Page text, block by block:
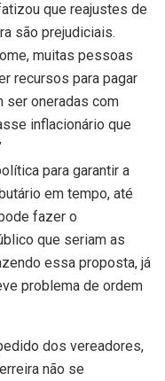
que reajustes de
são prejudiciais.
muitas pessoas
recursos para pagar
ser oneradas com
inflacionário que
para garantir a
em tempo, até
fazer o
que seriam as
essa proposta, já
problema de ordem
dos vereadores,
não se